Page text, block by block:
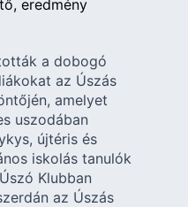
eredmény
a dobogó
az Úszás
amelyet
uszodában
újtéris és
iskolás tanulók
Klubban
az Úszás